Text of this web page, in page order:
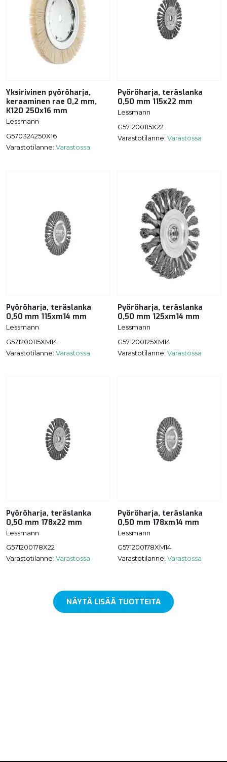
Yksirivinen pyöröharja,
keraaminen rae 0,2 mm,
K120 250x16 mm
Lessmann
G570324250X16
Varastotilanne: Varastossa
Pyöröharja, teräslanka
0,50 mm 115x22 mm
Lessmann
G571200115X22
Varastotilanne: Varastossa
Pyöröharja, teräslanka
0,50 mm 115xm14 mm
Lessmann
G571200115XM14
Varastotilanne: Varastossa
Pyöröharja, teräslanka
0,50 mm 125xm14 mm
Lessmann
G571200125XM14
Varastotilanne: Varastossa
Pyöröharja, teräslanka
0,50 mm 178x22 mm
Lessmann
G571200178X22
Varastotilanne: Varastossa
Pyöröharja, teräslanka
0,50 mm 178xm14 mm
Lessmann
G571200178XM14
Varastotilanne: Varastossa
NÄYTÄ LISÄÄ TUOTTEITA